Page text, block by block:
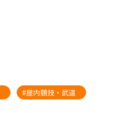
#屋内競技・武道